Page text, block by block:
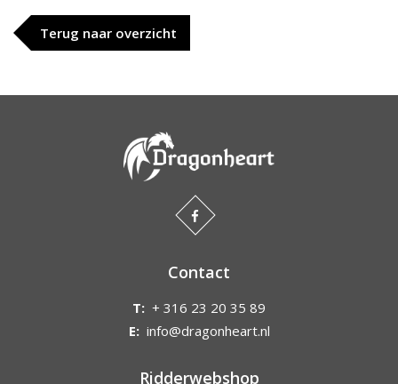
Terug naar overzicht
Contact
T: + 316 23 20 35 89
E: info@dragonheart.nl
Ridderwebshop